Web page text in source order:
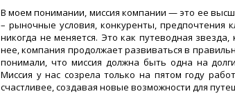
В моем понимании, миссия компании — это ее
– рыночные условия, конкуренты, предпочтения
никогда не меняется. Это как путеводная
нее, компания продолжает развиваться в
понимали, что миссия должна быть одна на
Миссия у нас созрела только на пятом году
счастливее, создавая новые возможности для